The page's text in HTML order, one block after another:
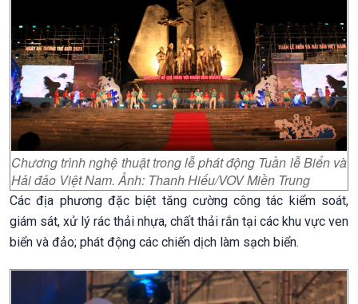
Chương trình nghệ thuật trong lễ phát động Tuần lễ Biển và
Hải đảo Việt Nam. Ảnh: Thanh Hiếu/VOV Miền Trung
Các địa phương đặc biệt tăng cường công tác kiểm soát,
giám sát, xử lý rác thải nhựa, chất thải rắn tại các khu vực ven
biển và đảo; phát động các chiến dịch làm sạch biển.